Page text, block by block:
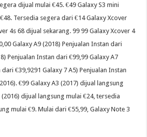
dijual mulai €45. €49 Galaxy S3 mini
Tersedia segera dari €14 Galaxy Xcover
4s 68 dijual sekarang. 99 99 Galaxy Xcover 4
Galaxy A9 (2018) Penjualan Instan dari
Penjualan Instan dari €99,99 Galaxy A7
€39,9291 Galaxy 7 A5) Penjualan Instan
€99 Galaxy A3 (2017) dijual langsung
dijual langsung mulai €24, tersedia
mulai €9. Mulai dari €55,99, Galaxy Note 3